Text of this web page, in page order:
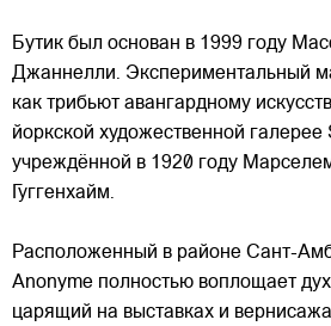
Бутик был основан в 1999 году
Джаннелли. Экспериментальный
как трибьют авангардному
йоркской художественной
учреждённой в 1920 году
Гуггенхайм.
Расположенный в районе Сант-
Anonyme полностью воплощает
царящий на выставках и